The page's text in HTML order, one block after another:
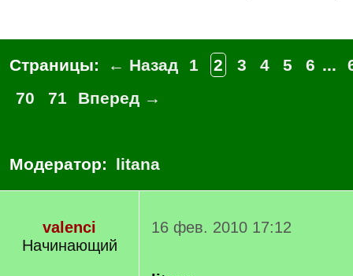
Страницы: ← Назад 1 2 3 4 5 6 ...
70
71 Вперед →
Модератор: litana
valenci
Начинающий
16 фев. 2010 17:12